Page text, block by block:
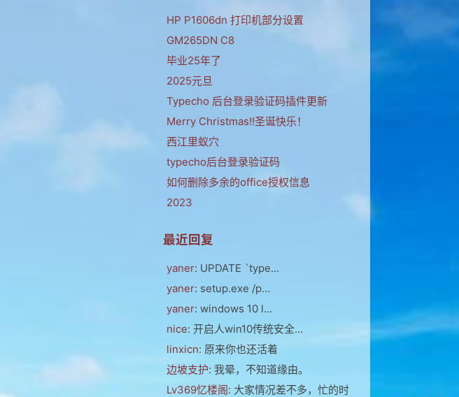
HP P1606dn 打印机部分设置
GM265DN C8
毕业25年了
2025元旦
Typecho 后台登录验证码插件更新
Merry Christmas!!圣诞快乐！
西江里蚁穴
typecho后台登录验证码
如何删除多余的office授权信息
2023
最近回复
yaner: UPDATE `type...
yaner: setup.exe /p...
yaner: windows 10 l...
nice: 开启人win10传统安全...
linxicn: 原来你也还活着
边坡支护: 我晕，不知道缘由。
Lv369忆楼阁: 大家情况差不多，忙的时